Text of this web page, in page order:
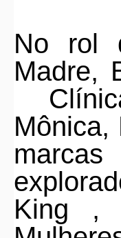
No rol
Madre,
Mônica,
King ,